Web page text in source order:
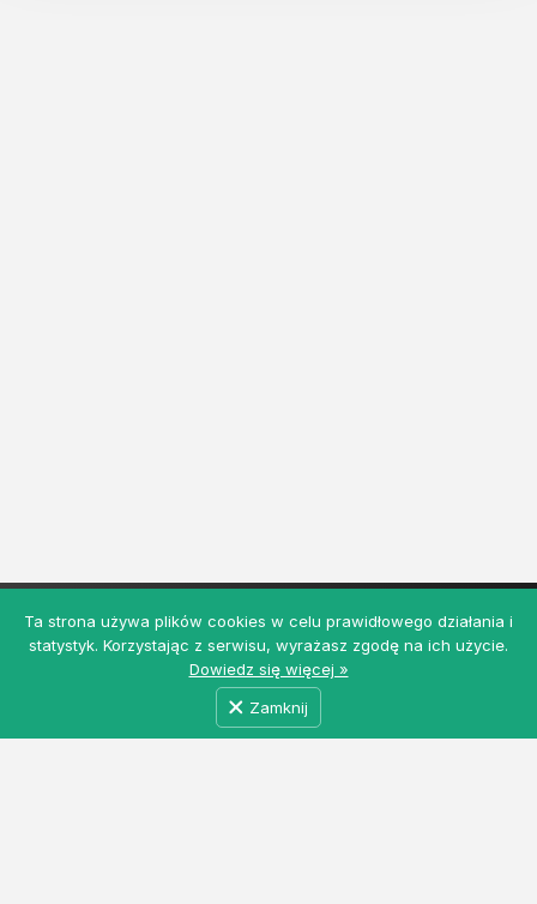
Ta strona używa plików cookies w celu prawidłowego działania i
statystyk. Korzystając z serwisu, wyrażasz zgodę na ich użycie.
Dowiedz się więcej »
Zamknij